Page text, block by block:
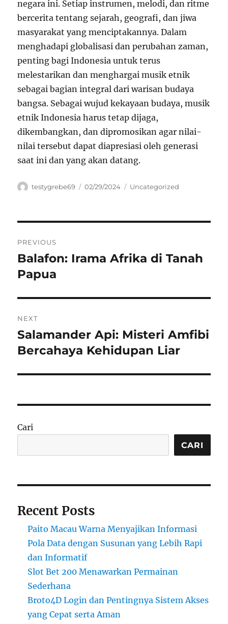
negara ini. Setiap instrumen, melodi, dan ritme
bercerita tentang sejarah, geografi, dan jiwa
masyarakat yang menciptakannya. Dalam
menghadapi globalisasi dan perubahan zaman,
penting bagi Indonesia untuk terus
melestarikan dan menghargai musik etnik
sebagai bagian integral dari warisan budaya
bangsa. Sebagai wujud kekayaan budaya, musik
etnik Indonesia harus tetap dijaga,
dikembangkan, dan dipromosikan agar nilai-
nilai tersebut dapat diapresiasi oleh generasi
saat ini dan yang akan datang.
Author
testygrebe69
Posted
02/29/2024 Categories
Uncategorized
pos
PREVIOUS
Previous
post:
Balafon: Irama Afrika di Tanah
Papua
NEXT
Next
post:
Salamander Api: Misteri Amfibi
Bercahaya Kehidupan Liar
Cari
CARI
Recent Posts
Paito Macau Warna Menyajikan Informasi
Pola Data dengan Susunan yang Lebih Rapi
dan Informatif
Slot Bet 200 Menawarkan Permainan
Sederhana
Broto4D Login dan Pentingnya Sistem Akses
yang Cepat serta Aman